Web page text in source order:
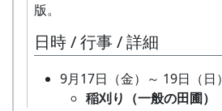
棚田オーナー対面式
来る人たち）と棚
の住人）の初顔合
版。
日時 / 行事 / 詳細
9月17日（金）～ 19日（日
稲刈り（一般の田圃）